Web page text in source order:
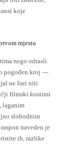
koje
mjestu
nego odrasli.
pogođen kroj —
ne žari niti
filmski kostimi
laganim
slobodnim
naveden je
ih, razlike